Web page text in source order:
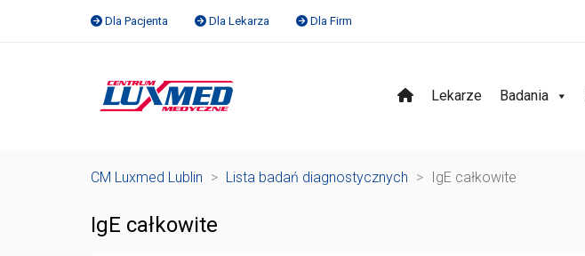
Dla Pacjenta Dla Lekarza Dla Firm
Lekarze Badania
CM Luxmed Lublin > Lista badań diagnostycznych > IgE całkowite
IgE całkowite